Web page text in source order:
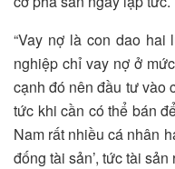
“Vay nợ là con dao hai
nghiệp chỉ vay nợ ở
cạnh đó nên đầu tư vào
tức khi cần có thể bán
Nam rất nhiều cá nhân
đống tài sản’, tức tài